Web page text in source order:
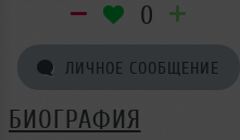
0
ЛИЧНОЕ СООБЩЕНИЕ
БИОГРАФИЯ